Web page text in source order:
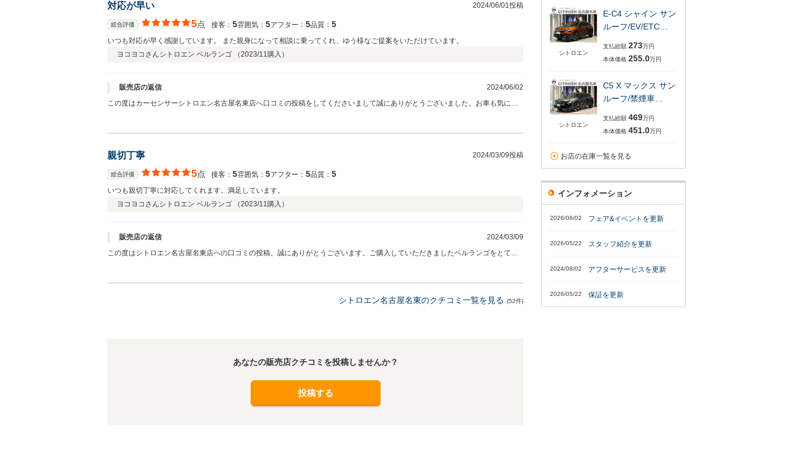
対応が早い 2024/06/01投稿
総合評価 5点 接客： 5雰囲気： 5アフター： 5品質： 5
いつも対応が早く感謝しています。 また親身になって相談に乗ってくれ、ゆう様なご提案をいただけています。
ヨコヨコさんシトロエン ベルランゴ （2023/11購入）
販売店の返信
2024/06/02
この度はカーセンサーシトロエン名古屋名東店へ口コミの投稿をしてくださいまして誠にありがとうございました。お車も気に入
親切丁寧 2024/03/09投稿
総合評価 5点 接客： 5雰囲気： 5アフター： 5品質： 5
いつも親切丁寧に対応してくれます。満足しています。
ヨコヨコさんシトロエン ベルランゴ （2023/11購入）
販売店の返信
2024/03/09
この度はシトロエン名古屋名東店への口コミの投稿、誠にありがとうございます。ご購入していただきましたベルランゴをとても
シトロエン名古屋名東のクチコミ一覧を見る (52件)
あなたの販売店クチコミを投稿しませんか？
投稿する
シトロエン
E-C4 シャイン サン
ルーフ/EV/ETC…
支払総額 273万円
本体価格 255.0万円
シトロエン
C5 X マックス サン
ルーフ/禁煙車…
支払総額 469万円
本体価格 451.0万円
お店の在庫一覧を見る
インフォメーション
2026/06/02 フェア&イベントを更新
2026/05/22 スタッフ紹介を更新
2024/08/02 アフターサービスを更新
2026/05/22 保証を更新